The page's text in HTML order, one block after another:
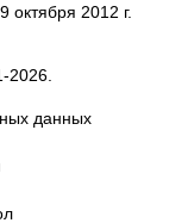
2012 г.
2026.
данных